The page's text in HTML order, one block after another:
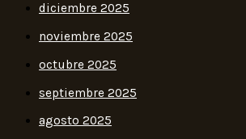
diciembre 2025
noviembre 2025
octubre 2025
septiembre 2025
agosto 2025